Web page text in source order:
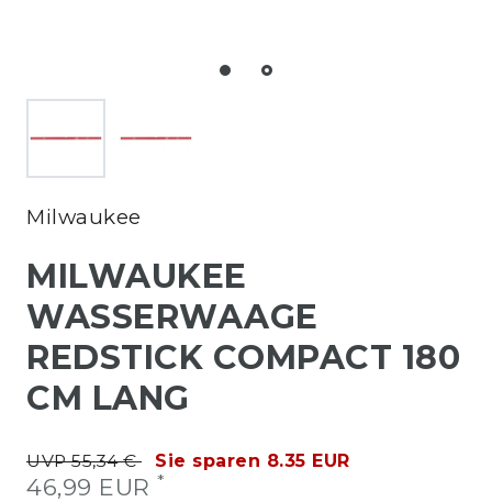
Milwaukee
MILWAUKEE
WASSERWAAGE
REDSTICK COMPACT 180
CM LANG
UVP 55,34 € Sie sparen 8.35 EUR
46,99 EUR *